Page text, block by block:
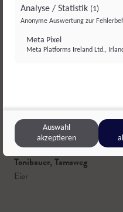
Tonibauer,Tamsweg
Eier
Analyse / Statistik (1)
Anonyme Auswertung zur
Meta Pixel
Meta Platforms Ireland Ltd.,
Auswahl
akzeptieren